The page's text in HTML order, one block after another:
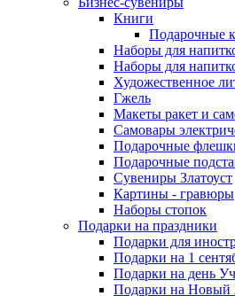
Книги
Подарочные
Наборы для
Наборы для
Художественное
Гжель
Макеты ракет и
Самовары
Подарочные
Подарочные
Сувениры Златоуст
Картины - гравюры
Наборы стопок
Подарки на праздники
Подарки для
Подарки на 1
Подарки на день
Подарки на Новый